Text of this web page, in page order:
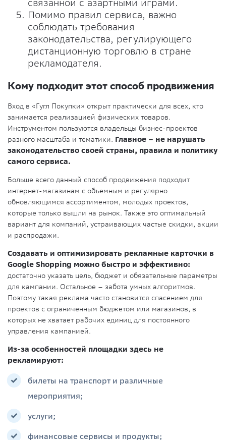
связанной с азартными играми.
Помимо правил сервиса, важно
соблюдать требования
законодательства, регулирующего
дистанционную торговлю в стране
рекламодателя.
Кому подходит этот способ продвижения
Вход в «Гугл Покупки» открыт практически для всех, кто
занимается реализацией физических товаров.
Инструментом пользуются владельцы бизнес-проектов
разного масштаба и тематики. Главное – не нарушать
законодательство своей страны, правила и политику
самого сервиса.
Больше всего данный способ продвижения подходит
интернет-магазинам с объемным и регулярно
обновляющимся ассортиментом, молодых проектов,
которые только вышли на рынок. Также это оптимальный
вариант для компаний, устраивающих частые скидки, акции
и распродажи.
Создавать и оптимизировать рекламные карточки в
Google Shopping можно быстро и эффективно:
достаточно указать цель, бюджет и обязательные параметры
для кампании. Остальное – забота умных алгоритмов.
Поэтому такая реклама часто становится спасением для
проектов с ограниченным бюджетом или магазинов, в
которых не хватает рабочих единиц для постоянного
управления кампанией.
Из-за особенностей площадки здесь не
рекламируют:
билеты на транспорт и различные
мероприятия;
услуги;
финансовые сервисы и продукты;